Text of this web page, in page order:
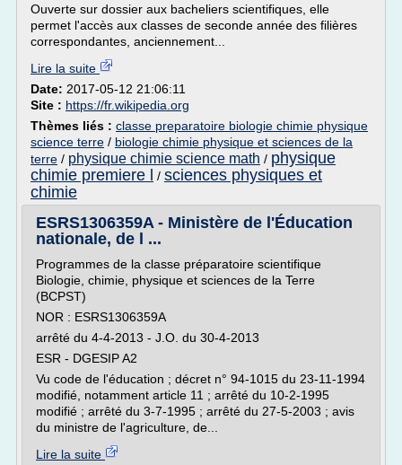
Ouverte sur dossier aux bacheliers scientifiques, elle
permet l'accès aux classes de seconde année des filières
correspondantes, anciennement...
Lire la suite
Date: 2017-05-12 21:06:11
Site : https://fr.wikipedia.org
Thèmes liés : classe preparatoire biologie chimie physique
science terre / biologie chimie physique et sciences de la
terre / physique chimie science math / physique
chimie premiere l
/ sciences physiques et
chimie
ESRS1306359A - Ministère de l'Éducation
nationale, de l ...
Programmes de la classe préparatoire scientifique
Biologie, chimie, physique et sciences de la Terre
(BCPST)
NOR : ESRS1306359A
arrêté du 4-4-2013 - J.O. du 30-4-2013
ESR - DGESIP A2
Vu code de l'éducation ; décret n° 94-1015 du 23-11-1994
modifié, notamment article 11 ; arrêté du 10-2-1995
modifié ; arrêté du 3-7-1995 ; arrêté du 27-5-2003 ; avis
du ministre de l'agriculture, de...
Lire la suite